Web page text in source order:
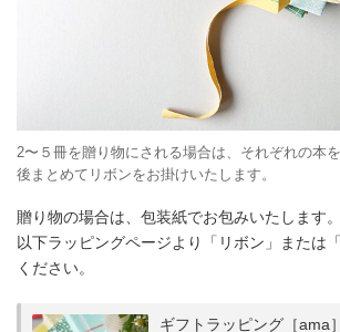
2〜５冊を贈り物にされる場合は、それぞれの本
後まとめてリボンをお掛けいたします。
贈り物の場合は、包装紙でお包みいたします。
以下ラッピングページより「リボン」または
ください。
ギフトラッピング［ama］